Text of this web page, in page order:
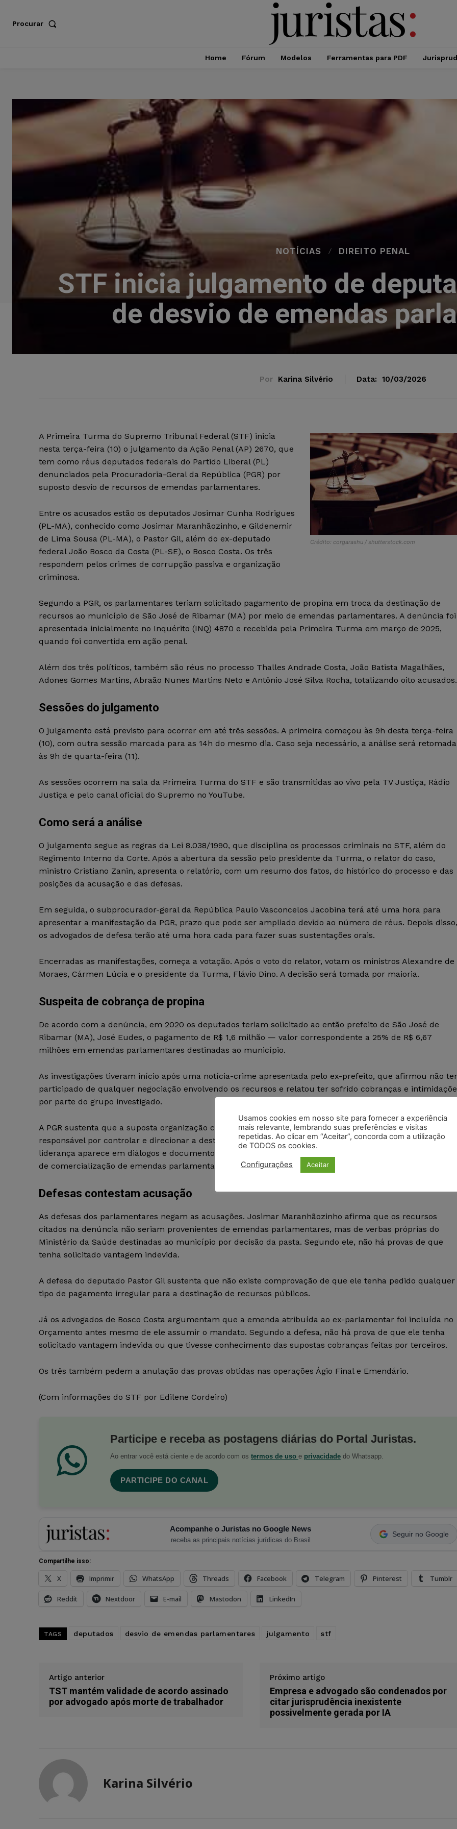
Procurar
Home Fórum Modelos Ferramentas para PDF
NOTÍCIAS DIREITO PENAL
STF inicia julgamento de
de desvio de emendas
Por Karina Silvério Data: 10/03/2026
Crédito: corgarashu / shutterstock.com
A Primeira Turma do Supremo Tribunal Federal (STF) inicia
nesta terça-feira (10) o julgamento da Ação Penal (AP) 2670, que
tem como réus deputados federais do Partido Liberal (PL)
denunciados pela Procuradoria-Geral da República (PGR) por
suposto desvio de recursos de emendas parlamentares.
Entre os acusados estão os deputados Josimar Cunha Rodrigues
(PL-MA), conhecido como Josimar Maranhãozinho, e Gildenemir
de Lima Sousa (PL-MA), o Pastor Gil, além do ex-deputado
federal João Bosco da Costa (PL-SE), o Bosco Costa. Os três
respondem pelos crimes de corrupção passiva e organização
criminosa.
Segundo a PGR, os parlamentares teriam solicitado pagamento de propina em troca da destinação de
recursos ao município de São José de Ribamar (MA) por meio de emendas parlamentares. A denúncia foi
apresentada inicialmente no Inquérito (INQ) 4870 e recebida pela Primeira Turma em março de 2025,
quando foi convertida em ação penal.
Além dos três políticos, também são réus no processo Thalles Andrade Costa, João Batista Magalhães,
Adones Gomes Martins, Abraão Nunes Martins Neto e Antônio José Silva Rocha, totalizando oito acusados.
Sessões do julgamento
O julgamento está previsto para ocorrer em até três sessões. A primeira começou às 9h desta terça-feira
(10), com outra sessão marcada para as 14h do mesmo dia. Caso seja necessário, a análise será retomada
às 9h de quarta-feira (11).
As sessões ocorrem na sala da Primeira Turma do STF e são transmitidas ao vivo pela TV Justiça, Rádio
Justiça e pelo canal oficial do Supremo no YouTube.
Como será a análise
O julgamento segue as regras da Lei 8.038/1990, que disciplina os processos criminais no STF, além do
Regimento Interno da Corte. Após a abertura da sessão pelo presidente da Turma, o relator do caso,
ministro Cristiano Zanin, apresenta o relatório, com um resumo dos fatos, do histórico do processo e das
posições da acusação e das defesas.
Em seguida, o subprocurador-geral da República Paulo Vasconcelos Jacobina terá até uma hora para
apresentar a manifestação da PGR, prazo que pode ser ampliado devido ao número de réus. Depois disso,
os advogados de defesa terão até uma hora cada para fazer suas sustentações orais.
Encerradas as manifestações, começa a votação. Após o voto do relator, votam os ministros Alexandre de
Moraes, Cármen Lúcia e o presidente da Turma, Flávio Dino. A decisão será tomada por maioria.
Suspeita de cobrança de propina
De acordo com a denúncia, em 2020 os deputados teriam solicitado ao então prefeito de São José de
Ribamar (MA), José Eudes, o pagamento de R$ 1,6 milhão — valor correspondente a 25% de R$ 6,67
milhões em emendas parlamentares destinadas ao município.
As investigações tiveram início após uma notícia-crime apresentada pelo ex-prefeito, que afirmou não ter
participado de qualquer negociação envolvendo os recursos e relatou ter sofrido cobranças e
por parte do grupo investigado.
A PGR sustenta que a suposta organização criminosa seria liderada por Josimar Maranhãozinho,
responsável por controlar e direcionar a destinação das emendas. A acusação afirma que esse papel de
liderança aparece em diálogos e documentos obtidos durante a investigação, que indicariam um
de comercialização de emendas parlamentares.
Defesas contestam acusação
As defesas dos parlamentares negam as acusações. Josimar Maranhãozinho afirma que os recursos
citados na denúncia não seriam provenientes de emendas parlamentares, mas de verbas próprias do
Ministério da Saúde destinadas ao município por decisão da pasta. Segundo ele, não há provas de que
tenha solicitado vantagem indevida.
A defesa do deputado Pastor Gil sustenta que não existe comprovação de que ele tenha pedido qualquer
tipo de pagamento irregular para a destinação de recursos públicos.
Já os advogados de Bosco Costa argumentam que a emenda atribuída ao ex-parlamentar foi incluída no
Orçamento antes mesmo de ele assumir o mandato. Segundo a defesa, não há prova de que ele tenha
solicitado vantagem indevida ou que tivesse conhecimento das supostas cobranças feitas por terceiros.
Os três também pedem a anulação das provas obtidas nas operações Ágio Final e Emendário.
(Com informações do STF por Edilene Cordeiro)
Participe e receba as postagens diárias do Portal Juristas.
Ao entrar você está ciente e de acordo com os termos de uso e privacidade do Whatsapp.
PARTICIPE DO CANAL
Acompanhe o Juristas no Google News
receba as principais notícias jurídicas do Brasil
Seguir no Google
Compartilhe isso:
X Imprimir WhatsApp Threads Facebook Telegram Pinterest Tumblr
Reddit Nextdoor E-mail Mastodon LinkedIn
TAGS deputados desvio de emendas parlamentares julgamento stf
Artigo anterior
TST mantém validade de acordo assinado
por advogado após morte de trabalhador
Próximo artigo
Empresa e advogado são condenados por
citar jurisprudência inexistente
possivelmente gerada por IA
Karina Silvério
Usamos cookies em nosso site para fornecer a experiência
mais relevante, lembrando suas preferências e visitas
repetidas. Ao clicar em “Aceitar”, concorda com a utilização
de TODOS os cookies.
Configurações Aceitar